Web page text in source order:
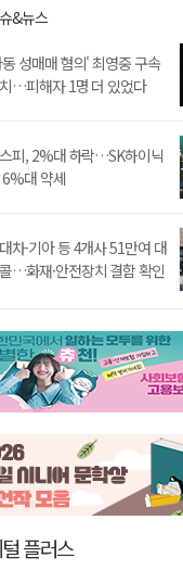
&뉴스
성매매 혐의' 최영중 구속
…피해자 1명 더 있었다
피, 2%대 하락…SK하이닉
대 약세
차·기아 등 4개사 51만여 대
…화재·안전장치 결함 확인
플러스